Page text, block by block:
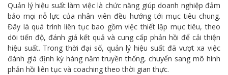
Quản lý hiệu suất làm việc là chức năng giúp doanh nghiệp đảm
bảo mọi nỗ lực của nhân viên đều hướng tới mục tiêu chung.
Đây là quá trình liên tục bao gồm việc thiết lập mục tiêu, theo
dõi tiến độ, đánh giá kết quả và cung cấp phản hồi để cải thiện
hiệu suất. Trong thời đại số, quản lý hiệu suất đã vượt xa việc
đánh giá định kỳ hàng năm truyền thống, chuyển sang mô hình
phản hồi liên tục và coaching theo thời gian thực.